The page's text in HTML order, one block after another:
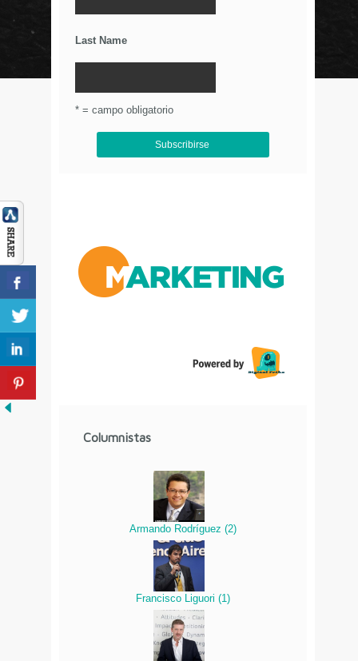
Last Name
* = campo obligatorio
Columnistas
Armando Rodríguez (2)
Francisco Liguori (1)
© Circulo Marketing 2016. Todos los derechos
reservados.
Aviso de Privacidad